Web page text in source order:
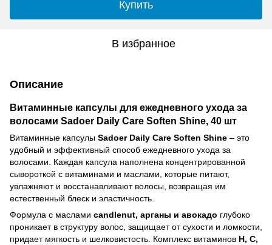
Купить
В избранное
Описание
Витаминные капсулы для ежедневного ухода за
волосами Sadoer Daily Care Soften Shine, 40 шт
Витаминные капсулы Sadoer Daily Care Soften Shine – это
удобный и эффективный способ ежедневного ухода за
волосами. Каждая капсула наполнена концентрированной
сывороткой с витаминами и маслами, которые питают,
увлажняют и восстанавливают волосы, возвращая им
естественный блеск и эластичность.
Формула с маслами candlenut, арганы и авокадо глубоко
проникает в структуру волос, защищает от сухости и ломкости,
придает мягкость и шелковистость. Комплекс витаминов H, C,